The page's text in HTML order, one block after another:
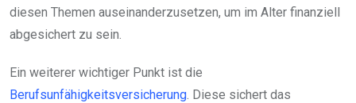
diesen Themen auseinanderzusetzen, um im Alter finanziell
abgesichert zu sein.
Ein weiterer wichtiger Punkt ist die
Berufsunfähigkeitsversicherung . Diese sichert das